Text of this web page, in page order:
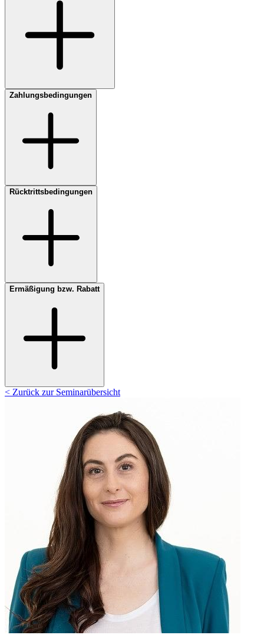
Zahlungsbedingungen
Rücktrittsbedingungen
Ermäßigung bzw. Rabatt
< Zurück zur Seminarübersicht